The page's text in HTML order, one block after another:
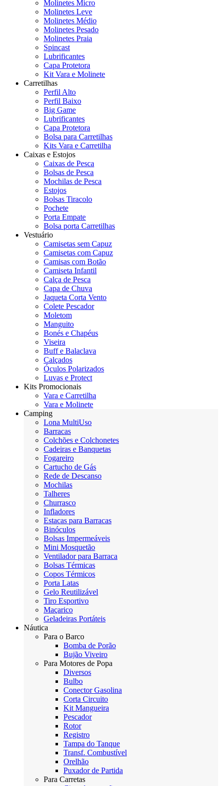
Molinetes Micro
Molinetes Leve
Molinetes Médio
Molinetes Pesado
Molinetes Praia
Spincast
Lubrificantes
Capa Protetora
Kit Vara e Molinete
Carretilhas
Perfil Alto
Perfil Baixo
Big Game
Lubrificantes
Capa Protetora
Bolsa para Carretilhas
Kits Vara e Carretilha
Caixas e Estojos
Caixas de Pesca
Bolsas de Pesca
Mochilas de Pesca
Estojos
Bolsas Tiracolo
Pochete
Porta Empate
Bolsa porta Carretilhas
Vestuário
Camisetas sem Capuz
Camisetas com Capuz
Camisas com Botão
Camiseta Infantil
Calça de Pesca
Capa de Chuva
Jaqueta Corta Vento
Colete Pescador
Moletom
Manguito
Bonés e Chapéus
Viseira
Buff e Balaclava
Calçados
Óculos Polarizados
Luvas e Protect
Kits Promocionais
Vara e Carretilha
Vara e Molinete
Camping
Lona MultiUso
Barracas
Colchões e Colchonetes
Cadeiras e Banquetas
Fogareiro
Cartucho de Gás
Rede de Descanso
Mochilas
Talheres
Churrasco
Infladores
Estacas para Barracas
Binóculos
Bolsas Impermeáveis
Mini Mosquetão
Ventilador para Barraca
Bolsas Térmicas
Copos Térmicos
Porta Latas
Gelo Reutilizável
Tiro Esportivo
Maçarico
Geladeiras Portáteis
Náutica
Para o Barco
Bomba de Porão
Bujão Viveiro
Para Motores de Popa
Diversos
Bulbo
Conector Gasolina
Corta Circuito
Kit Mangueira
Pescador
Rotor
Registro
Tampa do Tanque
Transf. Combustível
Orelhão
Puxador de Partida
Para Carretas